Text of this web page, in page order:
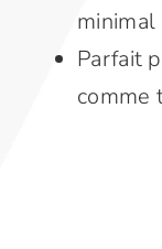
minimal
Parfait
comme